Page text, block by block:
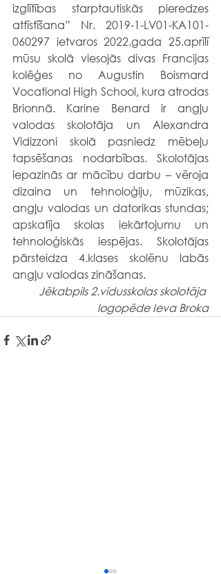
izglītības starptautiskās pieredzes
attīstīšana” Nr. 2019-1-LV01-KA101-
060297 ietvaros 2022.gada 25.aprīlī
mūsu skolā viesojās divas Francijas
kolēģes no Augustin Boismard
Vocational High School, kura atrodas
Brionnā. Karine Benard ir angļu
valodas skolotāja un Alexandra
Vidizzoni skolā pasniedz mēbeļu
tapsēšanas nodarbības. Skolotājas
iepazinās ar mācību darbu – vēroja
dizaina un tehnoloģiju, mūzikas,
angļu valodas un datorikas stundas;
apskatīja skolas iekārtojumu un
tehnoloģiskās iespējas. Skolotājas
pārsteidza 4.klases skolēnu labās
angļu valodas zināšanas.
Jēkabpils 2.vidusskolas skolotāja
logopēde Ieva Broka